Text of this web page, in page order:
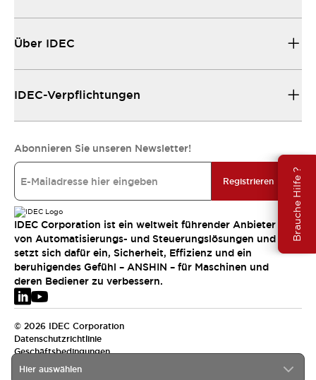
Brauche Hilfe ?
Hier auswählen
Über IDEC
IDEC-Verpflichtungen
Abonnieren Sie unseren Newsletter!
Registrieren
IDEC Corporation ist ein weltweit führender Anbieter
von Automatisierungs- und Steuerungslösungen und
setzt sich dafür ein, Sicherheit, Effizienz und ein
beruhigendes Gefühl – ANSHIN – für Maschinen und
deren Bediener zu verbessern.
© 2026 IDEC Corporation
Datenschutzrichtlinie
Geschäftsbedingungen
EMEA